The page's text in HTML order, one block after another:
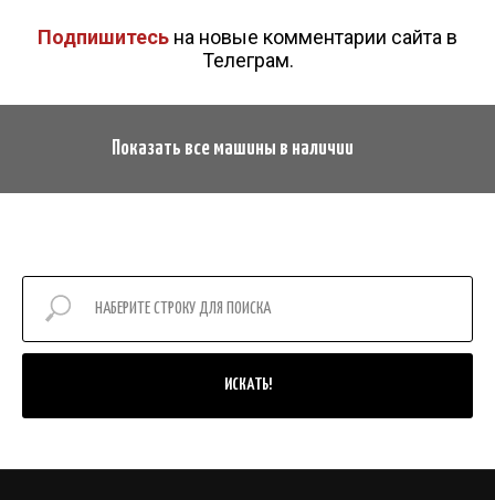
Подпишитесь на новые комментарии сайта в
Телеграм.
Показать все машины в наличии
ИСКАТЬ!